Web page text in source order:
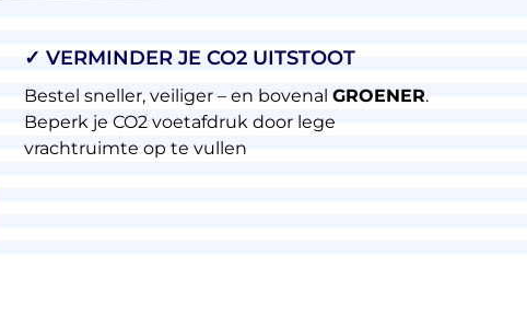
✓ VERMINDER JE CO2 UITSTOOT
Bestel sneller, veiliger – en bovenal GROENER.
Beperk je CO2 voetafdruk door lege
vrachtruimte op te vullen